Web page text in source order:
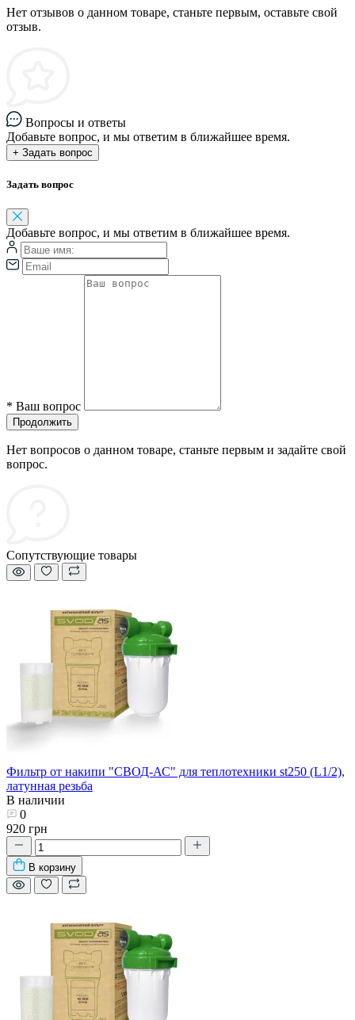
Нет отзывов о данном товаре, станьте первым, оставьте свой
отзыв.
Вопросы и ответы
Добавьте вопрос, и мы ответим в ближайшее время.
+ Задать вопрос
Задать вопрос
Добавьте вопрос, и мы ответим в ближайшее время.
* Ваш вопрос
Продолжить
Нет вопросов о данном товаре, станьте первым и задайте свой
вопрос.
Сопутствующие товары
Фильтр от накипи "СВОД-АС" для теплотехники st250 (L1/2),
латунная резьба
В наличии
0
920 грн
В корзину